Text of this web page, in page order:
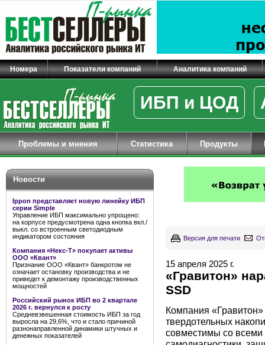
Номера Показатели компаний Аналитика компаний
ИБП и ЦОД
Проблемы и мнения Статистика Продукты
Новости
Ippon представляет новую линейку ИБП
серии Simple
Управление ИБП максимально упрощено:
на корпусе предусмотрена одна кнопка вкл./
выкл. со встроенным светодиодным
индикатором состояния
Компания «Некс-Т» покупает активы
ООО «Квант»
Признание ООО «Квант» банкротом не
означает остановку производства и не
приведет к демонтажу производственных
мощностей
Российский рынок ИБП во 2 квартале
2026 г. вернулся к росту
Средневзвешенная стоимость ИБП за год
выросла на 29,6%, что и стало причиной
разнонаправленной динамики штучных и
денежных показателей
Версия для печати
15 апреля 2025 г.
«Гравитон»
SSD
Компания
твердотельных
совместимы со